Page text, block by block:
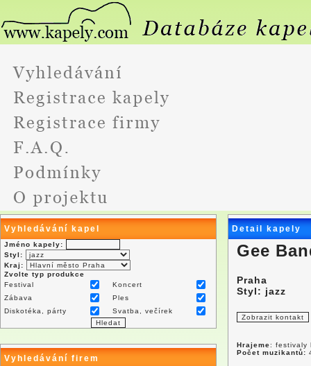
Vyhledávání kapel
Jméno kapely:
Styl:
Kraj:
Zvolte typ produkce
Festival
Koncert
Zábava
Ples
Diskotéka, párty
Svatba, večírek
Vyhledávání firem
Detail kapely
Gee
Praha
Styl: jazz
Hrajeme: festivaly
Počet muzikantů: